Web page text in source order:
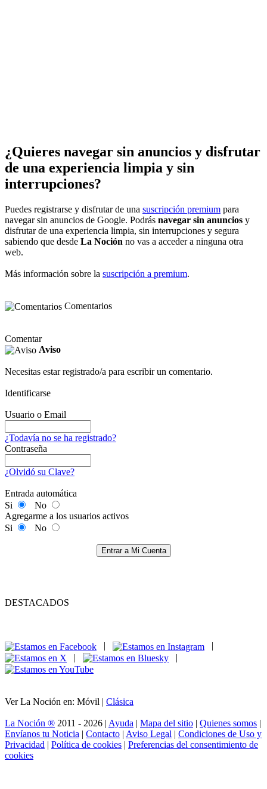
¿Quieres navegar sin anuncios y disfrutar
de una experiencia limpia y sin
interrupciones?
Puedes registrarse y disfrutar de una suscripción premium para
navegar sin anuncios de Google. Podrás navegar sin anuncios y
disfrutar de una experiencia limpia, sin interrupciones y segura
sabiendo que desde La Noción no vas a acceder a ninguna otra
web.
Más información sobre la suscripción a premium.
Comentarios
Comentar
Aviso
Necesitas estar registrado/a para escribir un comentario.
Identificarse
Usuario o Email
¿Todavía no se ha registrado?
Contraseña
¿Olvidó su Clave?
Entrada automática
Si
No
Agregarme a los usuarios activos
Si
No
Entrar a Mi Cuenta
DESTACADOS
|
|
Ver La Noción en: Móvil | Clásica
La Noción ® 2011 - 2026 | Ayuda | Mapa del sitio | Quienes somos |
Envíanos tu Noticia | Contacto | Aviso Legal | Condiciones de Uso y
Privacidad | Política de cookies | Preferencias del consentimiento de
cookies